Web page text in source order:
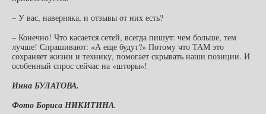
– У вас, наверняка, и отзывы от них есть?
– Конечно! Что касается сетей, всегда пишут: чем больше, тем
лучше! Спрашивают: «А еще будут?» Потому что ТАМ это
сохраняет жизни и технику, помогает скрывать наши позиции. И
особенный спрос сейчас на «шторы»!
Инна БУЛАТОВА.
Фото Бориса НИКИТИНА.